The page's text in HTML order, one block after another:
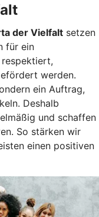
der Vielfalt setzen
für ein
werden.
ein Auftrag,
Deshalb
und schaffen
So stärken wir
einen positiven